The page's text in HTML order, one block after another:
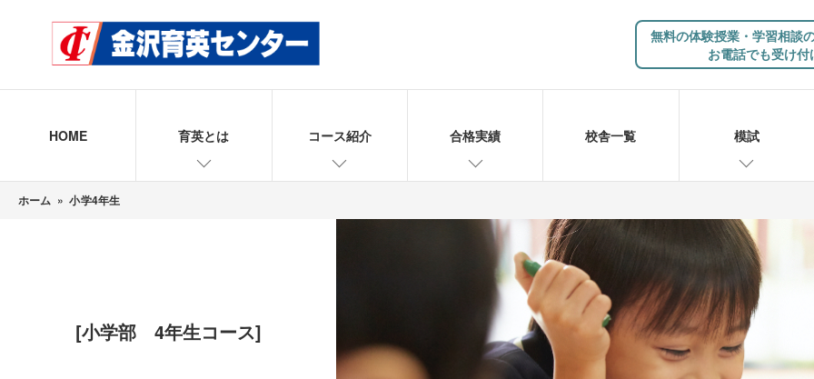
無料の体験授業・学習相談
お電話でも受け
HOME 育英とは コース紹介 合格実績 校舎一覧 模試
ホーム » 小学4年生
[小学部 4年生コース]